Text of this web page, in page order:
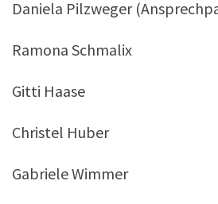
Daniela Pilzweger
Ramona Schmalix
Gitti Haase
Christel Huber
Gabriele Wimmer